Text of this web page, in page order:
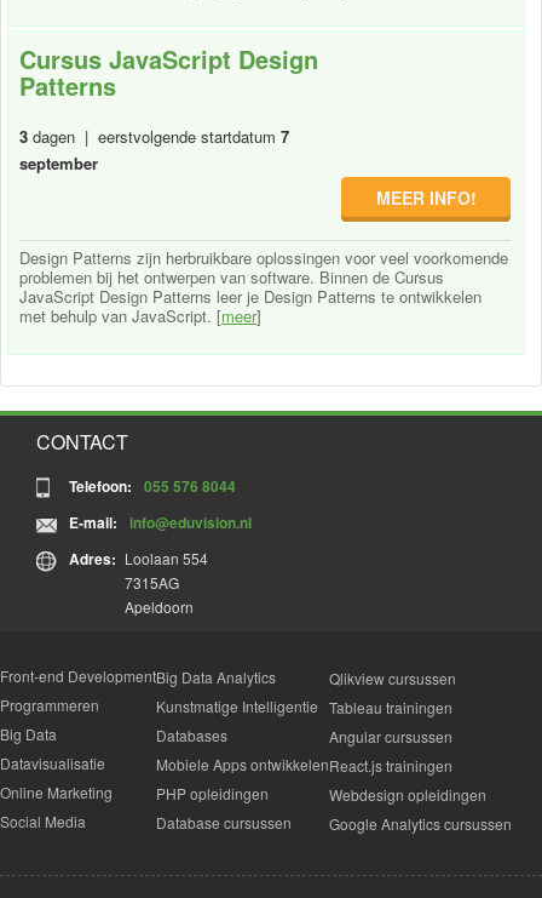
Cursus JavaScript Design
Patterns
3 dagen | eerstvolgende startdatum 7
september
MEER INFO!
Design Patterns zijn herbruikbare oplossingen voor veel voorkomende
problemen bij het ontwerpen van software. Binnen de Cursus
JavaScript Design Patterns leer je Design Patterns te ontwikkelen
met behulp van JavaScript. [meer]
CONTACT
Telefoon:
055 576 8044
E-mail:
info@eduvision.nl
Adres: Loolaan 554
7315AG
Apeldoorn
Front-end Development
Programmeren
Big Data
Datavisualisatie
Online Marketing
Social Media
Big Data Analytics
Kunstmatige Intelligentie
Databases
Mobiele Apps ontwikkelen
PHP opleidingen
Database cursussen
Qlikview cursussen
Tableau trainingen
Angular cursussen
React.js trainingen
Webdesign opleidingen
Google Analytics cursussen